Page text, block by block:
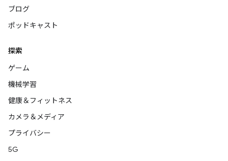
ブログ
ポッドキャスト
探索
ゲーム
機械学習
健康＆フィットネス
カメラ＆メディア
プライバシー
5G